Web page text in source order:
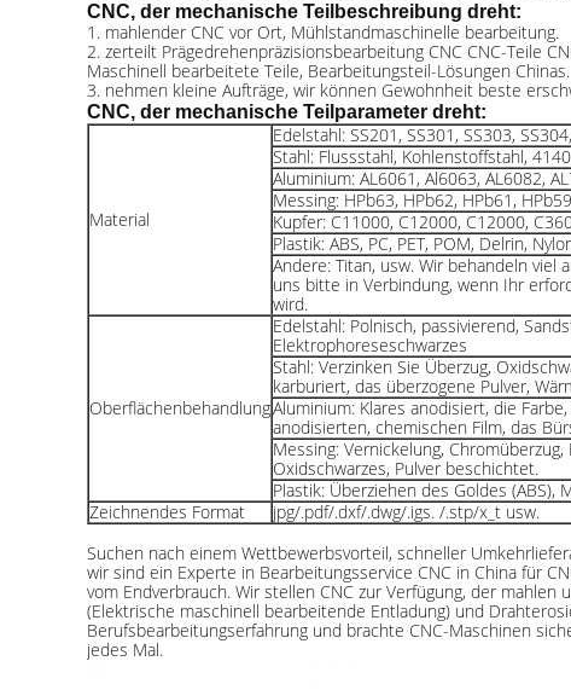
CNC, der mechanische Teil beschreibung dreht:
1. mahlender CNC vor Ort, Mühlstandmaschinelle bearbeitung.
2. zerteilt Prägedrehenpräzisionsbearbeitung CNC CNC-Teile
Maschinell bearbeitete Teile, Bearbeitungsteil-Lösungen Chinas.
3. nehmen kleine Aufträge, wir können Gewohnheit beste
CNC, der mechanische Teil parameter dreht:
Material
Edelstahl: SS201, SS301, SS303,
Stahl: Flussstahl, Kohlenstoffstahl,
Aluminium: AL6061, Al6063, AL6082,
Messing: HPb63, HPb62, HPb61,
Kupfer: C11000, C12000, C12000,
Plastik: ABS, PC, PET, POM, Delrin,
Andere: Titan, usw. Wir behandeln viel
uns bitte in Verbindung, wenn Ihr
wird.
Oberflächenbehandlung
Edelstahl: Polnisch, passivierend,
Elektrophoreseschwarzes
Stahl: Verzinken Sie Überzug,
karburiert, das überzogene Pulver,
Aluminium: Klares anodisiert, die
anodisierten, chemischen Film, das
Messing: Vernickelung,
Oxidschwarzes, Pulver beschichtet.
Plastik: Überziehen des Goldes (ABS),
Zeichnendes Format
jpg/.pdf/.dxf/.dwg/.igs. /.stp/x_t usw.
Suchen nach einem Wettbewerbsvorteil, schneller
wir sind ein Experte in Bearbeitungsservice CNC in China für
vom Endverbrauch. Wir stellen CNC zur Verfügung, der
(Elektrische maschinell bearbeitende Entladung) und
Berufsbearbeitungserfahrung und brachte CNC-Maschinen
jedes Mal.